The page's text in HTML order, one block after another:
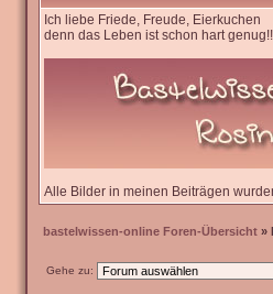
Ich liebe Friede, Freude, Eierkuchen
denn das Leben ist schon hart
Alle Bilder in meinen Beiträgen
bastelwissen-online Foren-Übersicht »
Gehe zu: